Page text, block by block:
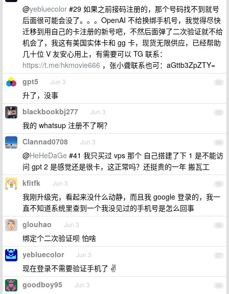
@yebluecolor #29 如果之前接码注册的，那个号码找不到就号
后面很可能会没了。。。OpenAI 不给换绑手机号，我觉得尽快
迁移到用自己的卡注册的新号吧，不然后面弹了二次验证就不给
机会了，我这有美国实体卡和 gg 卡，现货无限供应，已经帮助
几十位 V 友安心用上，有需要可以 TG 联系：
https://t.me/hkmovie666 ，张小聋联系也可：aGttb3ZpZTY=
52
gpt5 Jun 3
升了，没事
53
blackbookbj277 Jun 3
我的 whatsup 注册不了啊？
54
Clannad0708 Jun 3
@HeHeDaGe #41 我只买过 vps 那个 自己搭建了下 1 是不能访
问 gpt 2 是感觉还是很卡，这正常吗？还挺贵的一年 搬瓦工
55
kfitfk Jun 3
我刚升级完，看起来没什么动静，而且我 google 登录的，我一
直不知道系统里查到一个我没见过的手机号是怎么回事
56
glouhao Jun 3
绑定个二次验证呗 怕啥
57
yebluecolor Jun 3
现在登录不需要验证手机了 ✌️
58
goodboy95 Jun 3